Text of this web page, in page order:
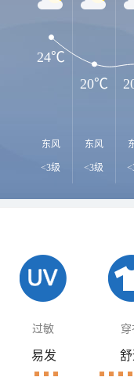
东风
<3级
东风
<3级
24℃
20℃
过敏 穿
易发